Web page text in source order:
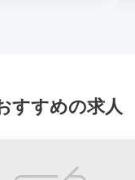
すすめの求人